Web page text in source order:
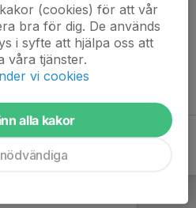
skrivet
(cookies) för att vår
bra för dig. De används
i syfte att hjälpa oss att
våra tjänster.
vi cookies
alla kakor